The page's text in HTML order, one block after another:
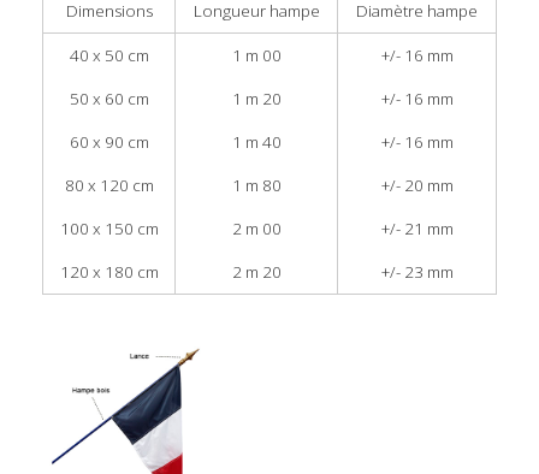
Dimensions Longueur hampe Diamètre hampe
40 x 50 cm 1 m 00
+/- 16 mm
50 x 60 cm
1 m 20
+/- 16 mm
60 x 90 cm
1 m 40
+/- 16 mm
80 x 120 cm
1 m 80
+/- 20 mm
100 x 150 cm
2 m 00
+/- 21 mm
120 x 180 cm
2 m 20 +/- 23 mm